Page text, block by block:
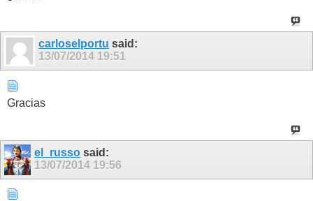
carloselportu said:
13/07/2014 19:51
Gracias
el_russo said:
13/07/2014 19:56